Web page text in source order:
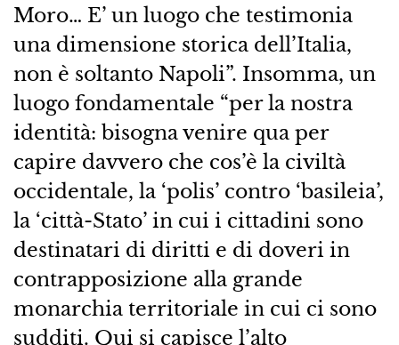
Moro… E’ un luogo che testimonia
una dimensione storica dell’Italia,
non è soltanto Napoli”. Insomma, un
luogo fondamentale “per la nostra
identità: bisogna venire qua per
capire davvero che cos’è la civiltà
occidentale, la ‘polis’ contro ‘basileia’,
la ‘città-Stato’ in cui i cittadini sono
destinatari di diritti e di doveri in
contrapposizione alla grande
monarchia territoriale in cui ci sono
sudditi. Qui si capisce l’alto